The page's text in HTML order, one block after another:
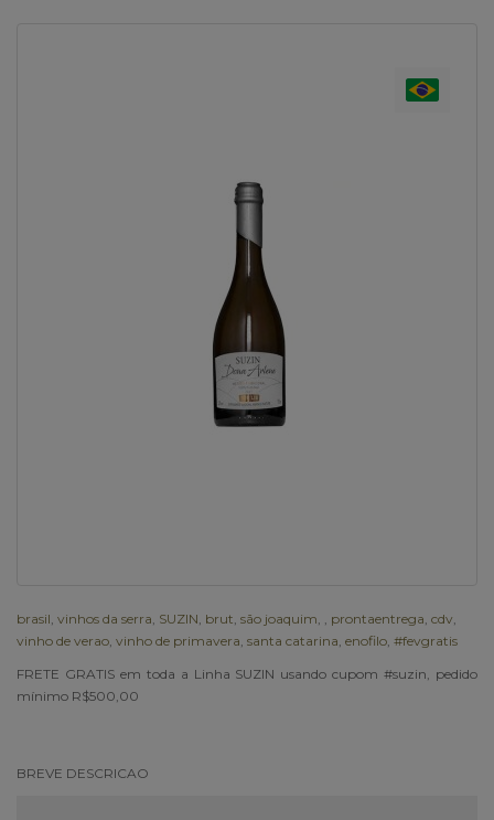
brasil vinhos da serra SUZIN brut são joaquim prontaentrega cdv
vinho de verao vinho de primavera santa catarina enofilo #fevgratis
FRETE GRATIS em toda a Linha SUZIN usando cupom #suzin, pedido
mínimo R$500,00
BREVE DESCRICAO